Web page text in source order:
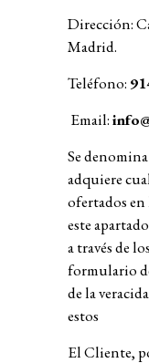
Dirección:
Madrid.
Teléfono:
Email:
Se
adquiere
ofertados en
este
a través de
formulario
de la
estos
El Cliente,